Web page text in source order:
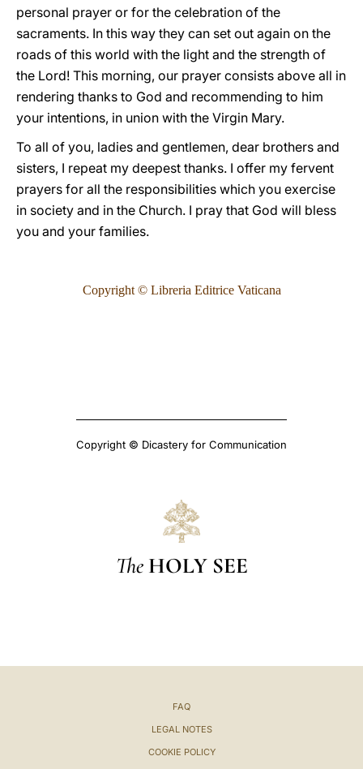
personal prayer or for the celebration of the
sacraments. In this way they can set out again on the
roads of this world with the light and the strength of
the Lord! This morning, our prayer consists above all in
rendering thanks to God and recommending to him
your intentions, in union with the Virgin Mary.
To all of you, ladies and gentlemen, dear brothers and
sisters, I repeat my deepest thanks. I offer my fervent
prayers for all the responsibilities which you exercise
in society and in the Church. I pray that God will bless
you and your families.
Copyright © Libreria Editrice Vaticana
Copyright © Dicastery for Communication
The HOLY SEE
FAQ
LEGAL NOTES
COOKIE POLICY